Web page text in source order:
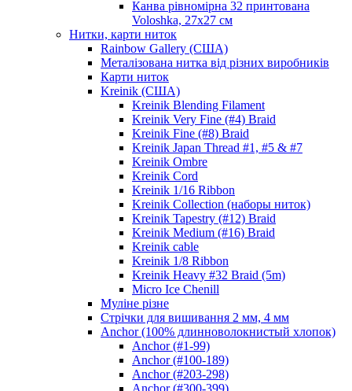
Канва рівномірна 32 принтована
Voloshka, 27х27 см
Нитки, карти ниток
Rainbow Gallery (США)
Металізована нитка від різних виробників
Карти ниток
Kreinik (США)
Kreinik Blending Filament
Kreinik Very Fine (#4) Braid
Kreinik Fine (#8) Braid
Kreinik Japan Thread #1, #5 & #7
Kreinik Ombre
Kreinik Cord
Kreinik 1/16 Ribbon
Kreinik Collection (наборы ниток)
Kreinik Tapestry (#12) Braid
Kreinik Medium (#16) Braid
Kreinik cable
Kreinik 1/8 Ribbon
Kreinik Heavy #32 Braid (5m)
Micro Ice Chenill
Муліне різне
Стрічки для вишивання 2 мм, 4 мм
Anchor (100% длинноволокнистый хлопок)
Anchor (#1-99)
Anchor (#100-189)
Anchor (#203-298)
Anchor (#300-399)